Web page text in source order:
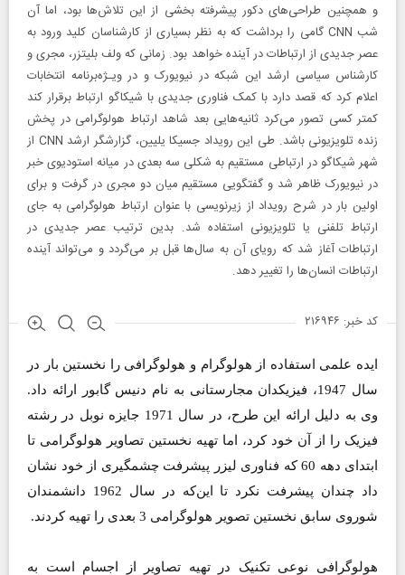
و همچنین طراحی‌های دکور پیشرفته بخشی از این تلاش‌ها بود، اما آن
شب CNN گامی را برداشت که به نظر بسیاری از کارشناسان کلید ورود به
عصر جدیدی از ارتباطات در آینده خواهد بود. زمانی که ولف بلیتزر،‌ مجری و
کارشناس سیاسی ارشد این شبکه در نیویورک و در ویـژه‌برنامه انتخابات
اعلام کرد که قصد دارد با کمک فناوری جدیدی با شیکاگو ارتباط برقرار کند
کمتر کسی تصور می‌کرد ثانیه‌هایی بعد شاهد ارتباط هولوگرامی در پخش
زنده تلویزیونی باشد. طی این رویداد جسیکا یلیین، گزارشگر ارشد CNN از
شهر شیکاگو در ارتباطی مستقیم به شکلی سه بعدی در میانه استودیوی خبر
در نیویورک ظاهر شد و گفتگویی مستقیم میان دو مجری در گرفت و برای
اولین بار در شرح رویداد از زیرنویسی با عنوان ارتباط هولوگرامی به جای
ارتباط تلفنی یا تلویزیونی استفاده شد. بدین ترتیب عصر جدیدی در
ارتباطات آغاز شد که رویای آن به سال‌ها قبل بر می‌گردد و می‌تواند آینده
ارتباطات انسان‌ها را تغییر دهد.
کد خبر: ۲۱۶۹۴۶
ایده علمی استفاده از هولوگرام و هولوگرافی را نخستین بار در
سال 1947،‌ فیزیکدان مجارستانی به نام دنیس گابور ارائه داد.
وی به دلیل ارائه این طرح، در سال 1971 جایزه نوبل در رشته
فیزیک را از آن خود کرد، اما تهیه نخستین تصاویر هولوگرامی تا
ابتدای دهه 60 که فناوری لیزر پیشرفت چشمگیری از خود نشان
داد چندان پیشرفت نکرد تا این‌که در سال 1962 دانشمندان
شوروی سابق نخستین تصویر هولوگرامی 3 بعدی را تهیه کردند.
هولوگرافی نوعی تکنیک در تهیه تصاویر از اجسام است به